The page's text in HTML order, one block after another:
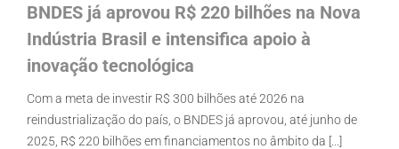
BNDES já aprovou R$ 220 bilhões na Nova
Indústria Brasil e intensifica apoio à
inovação tecnológica
Com a meta de investir R$ 300 bilhões até 2026 na
reindustrialização do país, o BNDES já aprovou, até junho de
2025, R$ 220 bilhões em financiamentos no âmbito da [...]